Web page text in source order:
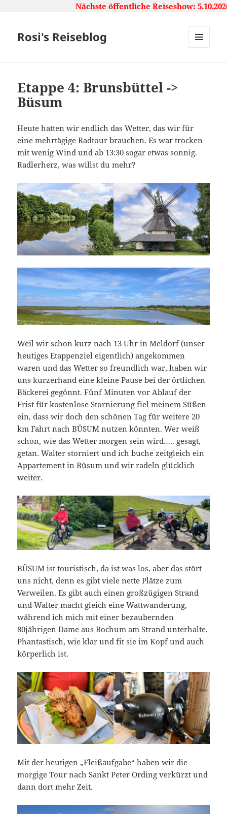
Nächste öffentliche Reiseshow:
Rosi's Reiseblog
Etappe 4: Brunsbüttel ->
Büsum
Heute hatten wir endlich das Wetter, das wir für
eine mehrtägige Radtour brauchen. Es war trocken
mit wenig Wind und ab 13:30 sogar etwas sonnig.
Radlerherz, was willst du mehr?
Weil wir schon kurz nach 13 Uhr in Meldorf (unser
heutiges Etappenziel eigentlich) angekommen
waren und das Wetter so freundlich war, haben wir
uns kurzerhand eine kleine Pause bei der örtlichen
Bäckerei gegönnt. Fünf Minuten vor Ablauf der
Frist für kostenlose Stornierung fiel meinem Süßen
ein, dass wir doch den schönen Tag für weitere 20
km Fahrt nach BÜSUM nutzen könnten. Wer weiß
schon, wie das Wetter morgen sein wird….. gesagt,
getan. Walter storniert und ich buche zeitgleich ein
Appartement in Büsum und wir radeln glücklich
weiter.
BÜSUM ist touristisch, da ist was los, aber das stört
uns nicht, denn es gibt viele nette Plätze zum
Verweilen. Es gibt auch einen großzügigen Strand
und Walter macht gleich eine Wattwanderung,
während ich mich mit einer bezaubernden
80jährigen Dame aus Bochum am Strand unterhalte.
Phantastisch, wie klar und fit sie im Kopf und auch
körperlich ist.
Mit der heutigen „Fleißaufgabe“ haben wir die
morgige Tour nach Sankt Peter Ording verkürzt und
dann dort mehr Zeit.